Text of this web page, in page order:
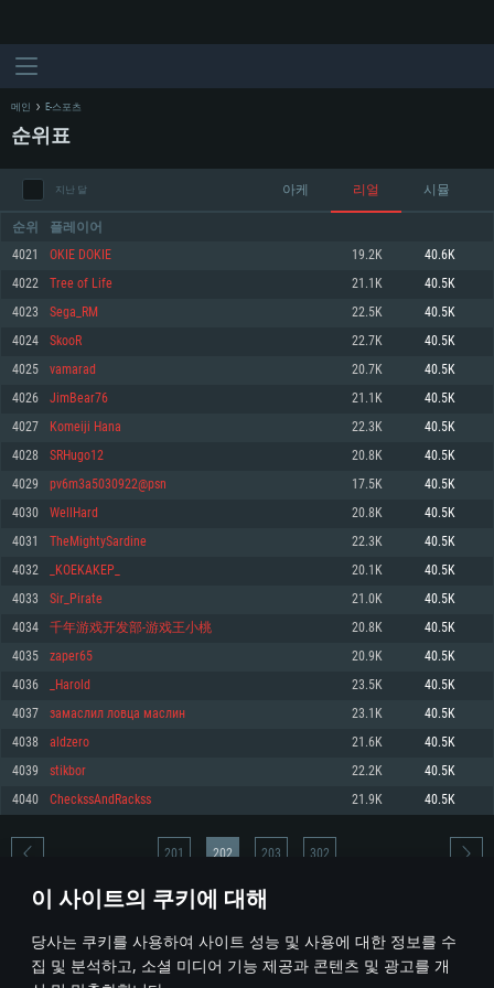
이 사이트의 쿠키에 대해
당사는 쿠키를 사용하여 사이트 성능 및 사용에 대한 정보를 수
집 및 분석하고, 소셜 미디어 기능 제공과 콘텐츠 및 광고를 개
최소사양
운영체제: Windows 10 (64 bit)
프로세서: 2.2 GHz 듀얼코어 이상
메모리: 4GB
그래픽 카드: DirectX 11 이상을 지원하는 AMD Radeon 77XX / NVIDIA
GeForce GT 660. 최소 사양 해상도: 720p
네트워크: 브로드밴드 인터넷
여유 저장 공간: 22.1 GB (최소 클라이언트)
권장 사양
570 혹은 그 이상
여유 저장 공간: 62.2 GB (전체 클라이언트)
최소사양
운영체제: Mac OS Big Sur 11.0
프로세서: 최소 2.2 GHz의 Core i5 (Intel Xeon 은 지원하지 않습니다)
메모리: 6 GB
그래픽 카드: Metal 을 지원하는 Intel Iris Pro 5200 (Mac), 혹은 이와 비슷한 성
능을 가지는 Mac 버전의 AMD/Nvidia. 최소 해상도: 720p
네트워크: 브로드밴드 인터넷
여유 저장 공간: 22.1 GB (최소 클라이언트)
권장 사양
네트워크: 브로드밴드 인터넷
여유 저장 공간: 62.2 GB (전체 클라이언트)
최소사양
운영체제: 64bit Linux 중 최신 버전
프로세서: 2.4 GHz 듀얼코어
메모리: 4 GB
그래픽 카드: Vulkan 을 지원하고, 최신 그래픽 드라이버를 지원하는 NVIDIA
660 (6개월 미만) 혹은 그와 동급의 성능을 가지며 최신 그래픽 드라이버를 지
원하는 AMD (6개월 미만; 최소사양 지원 해상도 720p)
네트워크: 브로드밴드 인터넷
여유 저장 공간: 22.1 GB (최소 클라이언트)
권장 사양
운영체제: Ubuntu 20.04 64bit
프로세서: Intel Core i7
메모리: 16 GB
그래픽 카드: Vulkan 을 지원하고, 최신 그래픽 드라이버를 지원하는 NVIDIA
1060 (6개월 미만) 혹은 그와 동급의 성능을 가지며 최신 그래픽 드라이버를
지원하는 AMD RX 570 (6개월 미만; 최소사양 지원 해상도 720p) 이상
여유 저장 공간: 62.2 GB (전체 클라이언트)
메인 E-스포츠
순위표
지난 달 아케 리얼 시뮬
순위 플레이어
4021 OKIE DOKIE 19.2K 40.6K
4022 Tree of Life 21.1K 40.5K
4023 Sega_RM 22.5K 40.5K
4024 SkooR 22.7K 40.5K
4025 vamarad 20.7K 40.5K
4026 JimBear76 21.1K 40.5K
4027 Komeiji Hana 22.3K 40.5K
4028 SRHugo12 20.8K 40.5K
4029 pv6m3a5030922@psn 17.5K 40.5K
4030 WellHard 20.8K 40.5K
4031 TheMightySardine 22.3K 40.5K
4032 _KOEKAKEP_ 20.1K 40.5K
4033 Sir_Pirate 21.0K 40.5K
4034 千年游戏开发部-游戏王小桃 20.8K 40.5K
4035 zaper65 20.9K 40.5K
4036 _Harold 23.5K 40.5K
4037 замаслил ловца маслин 23.1K 40.5K
4038 aldzero 21.6K 40.5K
4039 stikbor 22.2K 40.5K
4040 CheckssAndRackss 21.9K 40.5K
* 순위표는 매일 1회 갱신됩니다
201 202 203 302